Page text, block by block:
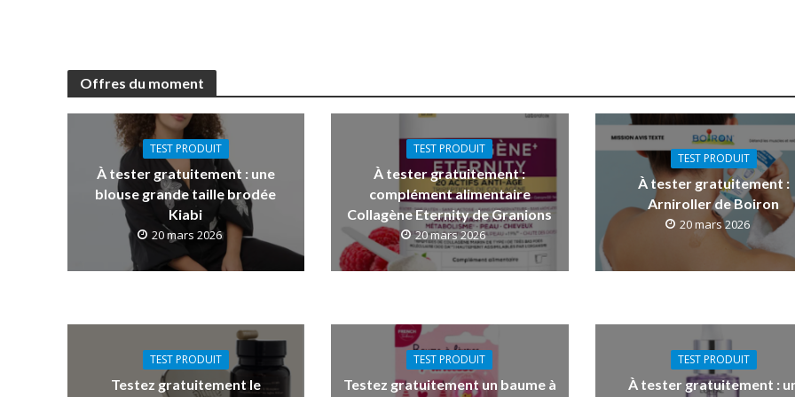
Offres du moment
TEST PRODUIT
À tester gratuitement : une
blouse grande taille brodée
Kiabi
20 mars 2026
TEST PRODUIT
À tester gratuitement :
complément alimentaire
Collagène Eternity de Granions
20 mars 2026
TEST PRODUIT
À tester gratuitement :
Arniroller de Boiron
20 mars 2026
TEST PRODUIT
Testez gratuitement le
TEST PRODUIT
Testez gratuitement un baume à
TEST PRODUIT
À tester gratuitement :